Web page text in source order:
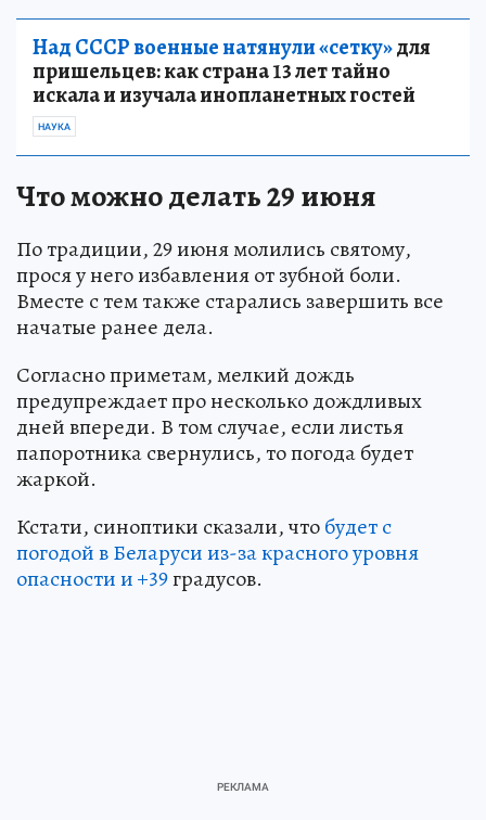
Над СССР военные натянули «сетку»для
пришельцев: как страна 13 лет тайно
искала и изучала инопланетных гостей
НАУКА
Что можно делать 29 июня
По традиции, 29 июня молились святому,
прося у него избавления от зубной боли.
Вместе с тем также старались завершить все
начатые ранее дела.
Согласно приметам, мелкий дождь
предупреждает про несколько дождливых
дней впереди. В том случае, если листья
папоротника свернулись, то погода будет
жаркой.
Кстати, синоптики сказали, чтобудет с
погодой в Беларуси из-за красного уровня
опасности и +39градусов.